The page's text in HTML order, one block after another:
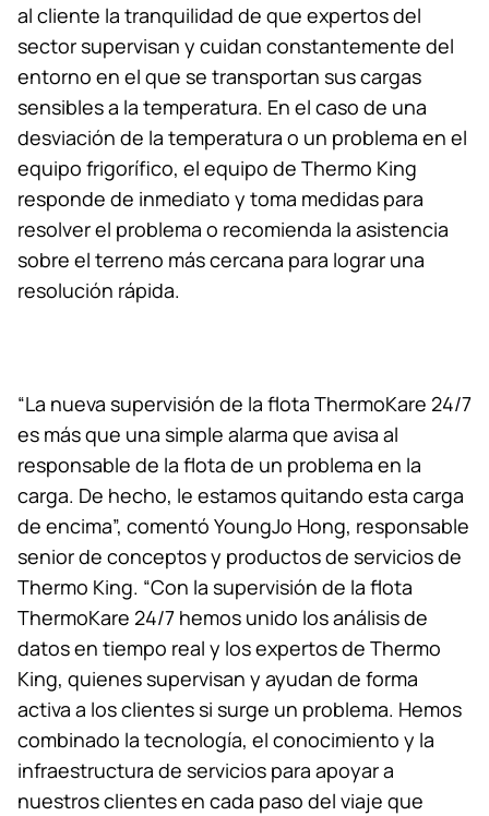
al cliente la tranquilidad de que expertos del
sector supervisan y cuidan constantemente del
entorno en el que se transportan sus cargas
sensibles a la temperatura. En el caso de una
desviación de la temperatura o un problema en el
equipo frigorífico, el equipo de Thermo King
responde de inmediato y toma medidas para
resolver el problema o recomienda la asistencia
sobre el terreno más cercana para lograr una
resolución rápida.
“La nueva supervisión de la flota ThermoKare 24/7
es más que una simple alarma que avisa al
responsable de la flota de un problema en la
carga. De hecho, le estamos quitando esta carga
de encima”, comentó YoungJo Hong, responsable
senior de conceptos y productos de servicios de
Thermo King. “Con la supervisión de la flota
ThermoKare 24/7 hemos unido los análisis de
datos en tiempo real y los expertos de Thermo
King, quienes supervisan y ayudan de forma
activa a los clientes si surge un problema. Hemos
combinado la tecnología, el conocimiento y la
infraestructura de servicios para apoyar a
nuestros clientes en cada paso del viaje que